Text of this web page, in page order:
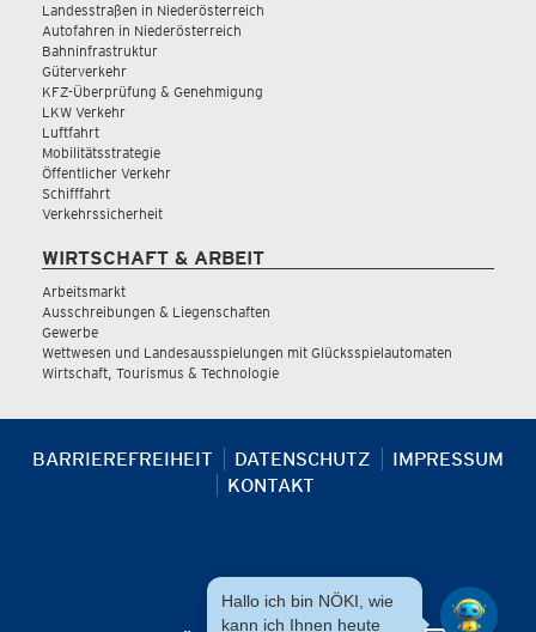
Landesstraßen in Niederösterreich
Autofahren in Niederösterreich
Bahninfrastruktur
Güterverkehr
KFZ-Überprüfung & Genehmigung
LKW Verkehr
Luftfahrt
Mobilitätsstrategie
Öffentlicher Verkehr
Schifffahrt
Verkehrssicherheit
WIRTSCHAFT & ARBEIT
Arbeitsmarkt
Ausschreibungen & Liegenschaften
Gewerbe
Wettwesen und Landesausspielungen mit Glücksspielautomaten
Wirtschaft, Tourismus & Technologie
BARRIEREFREIHEIT DATENSCHUTZ
IMPRESSUM
KONTAKT
Hallo ich bin NÖKI, wie
kann ich Ihnen heute